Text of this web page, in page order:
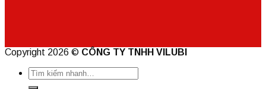
Copyright 2026 © CÔNG TY TNHH VILUBI
Tìm
kiếm: